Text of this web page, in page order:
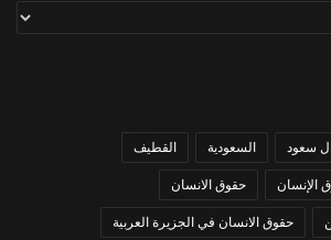
سعود السعودية القطيف
الإنسان حقوق الانسان
حقوق الانسان في الجزيرة العربية